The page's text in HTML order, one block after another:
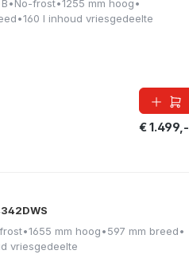
B• No-frost•1255 mm hoog•
•160 l inhoud vriesgedeelte
€ 1.499,-
•1655 mm hoog•597 mm breed•
vriesgedeelte